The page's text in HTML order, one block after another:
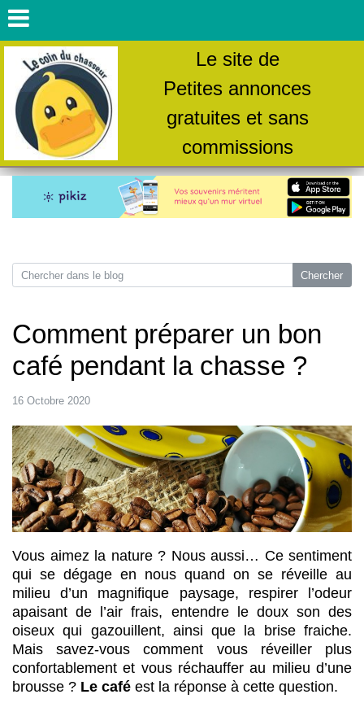
Le site de
Petites annonces
gratuites et sans
commissions
Comment préparer un bon
café pendant la chasse ?
16 Octobre 2020
Vous aimez la nature ? Nous aussi… Ce sentiment
qui se dégage en nous quand on se réveille au
milieu d’un magnifique paysage, respirer l’odeur
apaisant de l’air frais, entendre le doux son des
oiseux qui gazouillent, ainsi que la brise fraiche.
Mais savez-vous comment vous réveiller plus
confortablement et vous réchauffer au milieu d’une
brousse ? Le café est la réponse à cette question.